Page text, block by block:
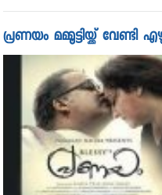
പ്രണയം മമ്മൂട്ടിയ്ക്ക് വേണ്ടി